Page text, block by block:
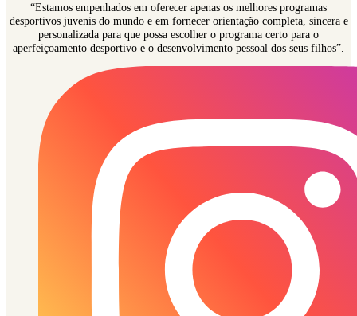
“Estamos empenhados em oferecer apenas os melhores programas
desportivos juvenis do mundo e em fornecer orientação completa, sincera e
personalizada para que possa escolher o programa certo para o
aperfeiçoamento desportivo e o desenvolvimento pessoal dos seus filhos”.